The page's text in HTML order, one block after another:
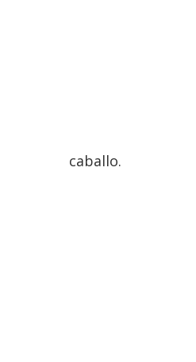
caballo.